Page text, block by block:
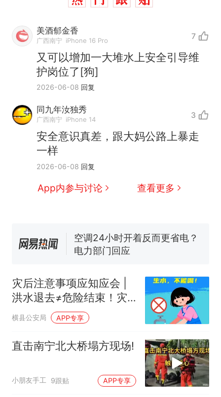
美酒郁金香
广西南宁 iPhone 16 Pro 7
又可以增加一大堆水上安全引导维
护岗位了[狗]
2026-06-08 回复
同九年汝独秀
广西南宁 iPhone 14 3
安全意识真差，跟大妈公路上暴走
一样
2026-06-08 回复
App内参与讨论 查看更多
因老师一句“跟我回家”改写了
人生
新 搬家报价570元，搬到楼下
空调24小时开着反而更省电？
电力部门回应
试前13名均遭淘汰？教育局：
已叫停招聘，成立调查组全面
核查
“不建议大家买深色蛋糕”上热
搜，网友：天塌了！
热 那个在床头放菜刀的女孩，
人生
灾后注意事项应知应会 |
洪水退去≠危险结束！灾
后要注意这些事→
横县公安局 APP专享
直击南宁北大桥塌方现场!
小朋友手工 9跟贴 APP专享